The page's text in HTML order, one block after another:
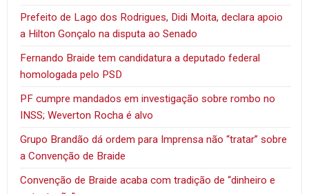
Prefeito de Lago dos Rodrigues, Didi Moita, declara apoio
a Hilton Gonçalo na disputa ao Senado
Fernando Braide tem candidatura a deputado federal
homologada pelo PSD
PF cumpre mandados em investigação sobre rombo no
INSS; Weverton Rocha é alvo
Grupo Brandão dá ordem para Imprensa não “tratar” sobre
a Convenção de Braide
Convenção de Braide acaba com tradição de “dinheiro e